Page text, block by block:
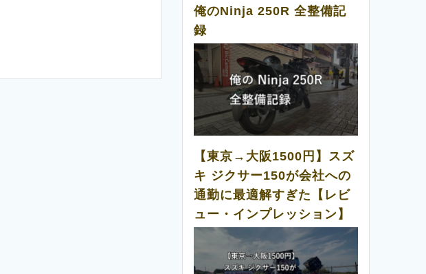
俺のNinja 250R 全整備記
録
【東京→大阪1500円】スズ
キ ジクサー150が会社への
通勤に最適解すぎた【レビ
ュー・インプレッション】